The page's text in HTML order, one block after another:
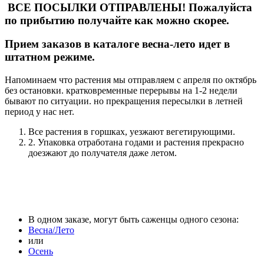
ВСЕ ПОСЫЛКИ ОТПРАВЛЕНЫ! Пожалуйста
по прибытию получайте как можно скорее.
Прием заказов в каталоге весна-лето идет в
штатном режиме.
Напоминаем что растения мы отправляем с апреля по октябрь
без остановки. кратковременные перерывы на 1-2 недели
бывают по ситуации. но прекращения пересылки в летней
период у нас нет.
Все растения в горшках, уезжают вегетирующими.
2. Упаковка отработана годами и растения прекрасно
доезжают до получателя даже летом.
В одном заказе, могут быть саженцы одного сезона:
Весна/Лето
или
Осень